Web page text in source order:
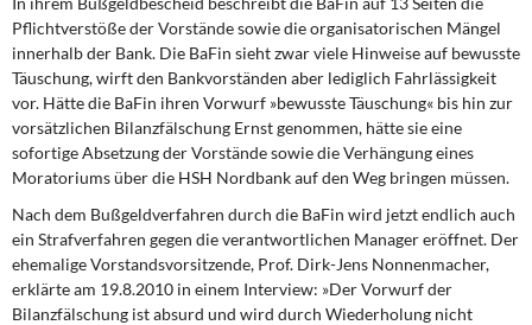
Pflichtverstöße der Vorstände sowie die organisatorischen Mängel
innerhalb der Bank. Die BaFin sieht zwar viele Hinweise auf bewusste
Täuschung, wirft den Bankvorständen aber lediglich Fahrlässigkeit
vor. Hätte die BaFin ihren Vorwurf »bewusste Täuschung« bis hin zur
vorsätzlichen Bilanzfälschung Ernst genommen, hätte sie eine
sofortige Absetzung der Vorstände sowie die Verhängung eines
Moratoriums über die HSH Nordbank auf den Weg bringen müssen.
Nach dem Bußgeldverfahren durch die BaFin wird jetzt endlich auch
ein Strafverfahren gegen die verantwortlichen Manager eröffnet. Der
ehemalige Vorstandsvorsitzende, Prof. Dirk-Jens Nonnenmacher,
erklärte am 19.8.2010 in einem Interview: »Der Vorwurf der
Bilanzfälschung ist absurd und wird durch Wiederholung nicht